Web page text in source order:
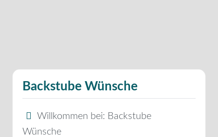
Backstube Wünsche
Willkommen bei: Backstube
Wünsche